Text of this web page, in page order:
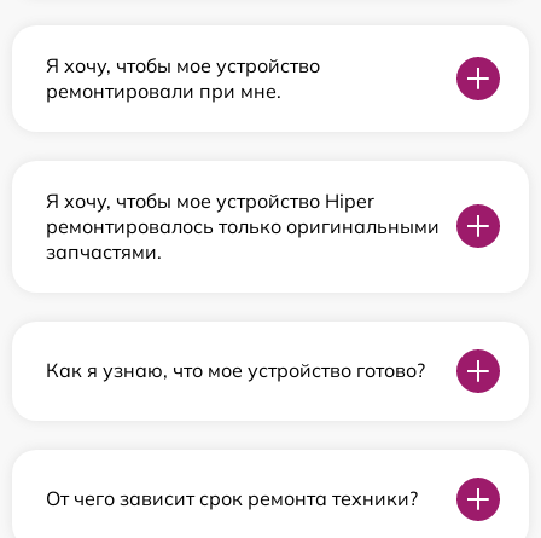
Я хочу, чтобы мое устройство
ремонтировали при мне.
Я хочу, чтобы мое устройство Hiper
ремонтировалось только оригинальными
запчастями.
Как я узнаю, что мое устройство готово?
От чего зависит срок ремонта техники?